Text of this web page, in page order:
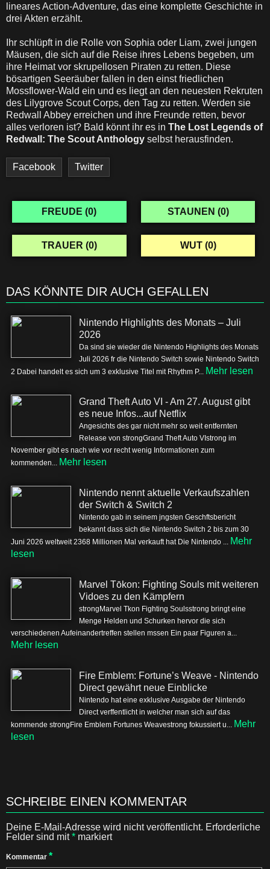
lineares Action-Adventure, das eine komplette Geschichte in
drei Akten erzählt.
Ihr schlüpft in die Rolle von Sophia oder Liam, zwei jungen
Mäusen, die sich auf die Reise ihres Lebens begeben, um
ihre Heimat vor skrupellosen Piraten zu retten. Diese
bösartigen Seeräuber fallen in den einst friedlichen
Mossflower-Wald ein und es liegt an den neuesten Rekruten
des Lilygrove Scout Corps, den Tag zu retten. Werden sie
Redwall Abbey erreichen und ihre Freunde retten, bevor
alles verloren ist? Bald könnt ihr es in The Lost Legends of
Redwall: The Scout Anthology selbst herausfinden.
Facebook Twitter
FREUDE (0) STAUNEN (0)
TRAUER (0) WUT (0)
DAS KÖNNTE DIR AUCH GEFALLEN
Nintendo Highlights des Monats – Juli
2026
Da sind sie wieder die Nintendo Highlights des Monats
Juli 2026 fr die Nintendo Switch sowie Nintendo Switch
2 Dabei handelt es sich um 3 exklusive Titel mit Rhythm P... Mehr lesen
Grand Theft Auto VI - Am 27. August gibt
es neue Infos...auf Netflix
Angesichts des gar nicht mehr so weit entfernten
Release von strongGrand Theft Auto VIstrong im
November gibt es nach wie vor recht wenig Informationen zum
kommenden... Mehr lesen
Nintendo nennt aktuelle Verkaufszahlen
der Switch & Switch 2
Nintendo gab in seinem jngsten Geschftsbericht
bekannt dass sich die Nintendo Switch 2 bis zum 30
Juni 2026 weltweit 2368 Millionen Mal verkauft hat Die Nintendo ... Mehr
lesen
Marvel Tōkon: Fighting Souls mit weiteren
Vidoes zu den Kämpfern
strongMarvel Tkon Fighting Soulsstrong bringt eine
Menge Helden und Schurken hervor die sich
verschiedenen Aufeinandertreffen stellen mssen Ein paar Figuren a...
Mehr lesen
Fire Emblem: Fortune’s Weave - Nintendo
Direct gewährt neue Einblicke
Nintendo hat eine exklusive Ausgabe der Nintendo
Direct verffentlicht in welcher man sich auf das
kommende strongFire Emblem Fortunes Weavestrong fokussiert u... Mehr
lesen
SCHREIBE EINEN KOMMENTAR
Deine E-Mail-Adresse wird nicht veröffentlicht. Erforderliche
Felder sind mit* markiert
Kommentar *